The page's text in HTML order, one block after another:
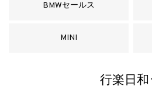
BMWセールス
MINI
行楽日和